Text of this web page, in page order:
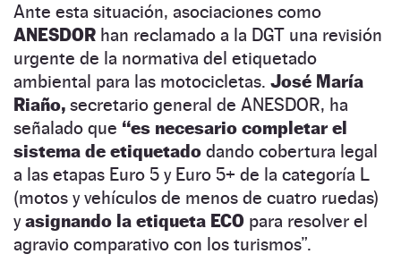
Ante esta situación, asociaciones como
ANESDOR han reclamado a la DGT una revisión
urgente de la normativa del etiquetado
ambiental para las motocicletas. José María
Riaño, secretario general de ANESDOR, ha
señalado que “es necesario completar el
sistema de etiquetado dando cobertura legal
a las etapas Euro 5 y Euro 5+ de la categoría L
(motos y vehículos de menos de cuatro ruedas)
yasignando la etiqueta ECO para resolver el
agravio comparativo con los turismos”.